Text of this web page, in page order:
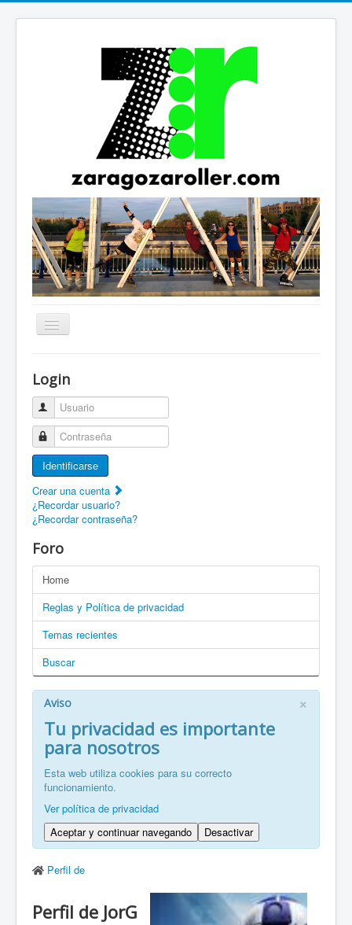
Cambiar
Patines Solidarios
¿Cómo asociarme? Ventajas
Movilidad en patines F.A.Q.
Enlaces
EN: Welcome to ZaragozaRoller!
EN: How to become a member?
DE: Willkommen zu ZaragozaRoller!
PT: Bem vindo a ZaragozaRoller!
CAT: Benvingut a ZaragozaRoller!
GAL: Benvido a ZaragozaRoller!
FR: Bienvenu à ZaragozaRoller!
ZH: 欢迎来到萨拉戈萨轮滑协会！
Login
Usuario
Contraseña
Identificarse
Crear una cuenta
¿Recordar usuario?
¿Recordar contraseña?
Foro
Home
Reglas y Política de privacidad
Temas recientes
Buscar
×
Aviso
Tu privacidad es importante
para nosotros
Esta web utiliza cookies para su correcto
funcionamiento.
Ver política de privacidad
Aceptar y continuar navegando
Desactivar
Perfil de
Perfil de JorG